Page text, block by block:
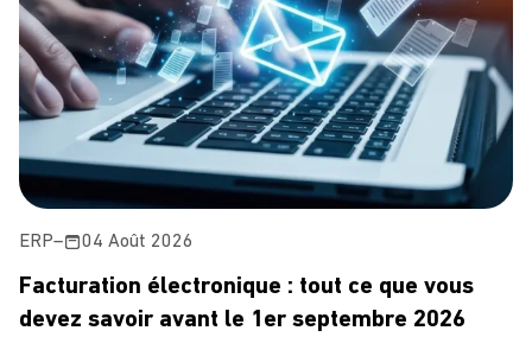
ERP– 04 Août 2026
Facturation électronique : tout ce que vous
devez savoir avant le 1er septembre 2026